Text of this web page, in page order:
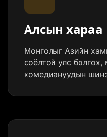
Алсын хараа
Монголыг Азийн
соёлтой улс болгох,
комедиануудын